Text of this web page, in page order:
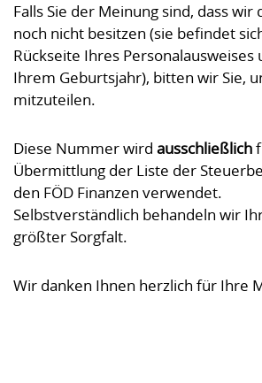
Falls Sie der Meinung sind, dass
noch nicht besitzen (sie befindet
Rückseite Ihres
Ihrem Geburtsjahr), bitten wir Sie,
mitzuteilen.
Diese Nummer wird ausschließlich
Übermittlung der Liste der
den FÖD Finanzen verwendet.
Selbstverständlich behandeln wir
größter Sorgfalt.
Wir danken Ihnen herzlich für Ihre